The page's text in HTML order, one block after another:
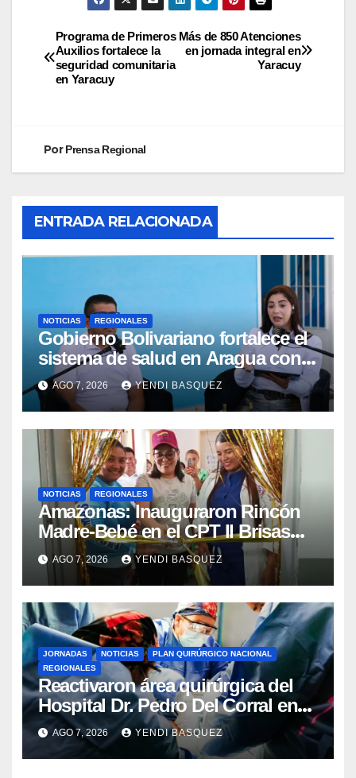
Más de 850 Atenciones
en jornada integral en
Yaracuy
Programa de Primeros
Auxilios fortalece la
seguridad comunitaria
en Yaracuy
PorPrensa Regional
ENTRADA RELACIONADA
NOTICIAS REGIONALES
Gobierno Bolivariano fortalece el
sistema de salud en Aragua con
la reinauguración del CDI La Mora
AGO 7, 2026 YENDI BASQUEZ
NOTICIAS REGIONALES
​Amazonas: Inauguraron Rincón
Madre-Bebé en el CPT II Brisas
del Aeropuerto ​Inauguraron
Rincón
AGO 7, 2026 YENDI BASQUEZ
JORNADAS NOTICIAS
PLAN QUIRÚRGICO NACIONAL
REGIONALES
Reactivaron área quirúrgica del
Hospital Dr. Pedro Del Corral en
Guárico
AGO 7, 2026 YENDI BASQUEZ